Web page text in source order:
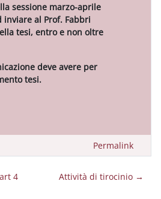
sessione marzo-aprile
inviare al Prof. Fabbri
tesi, entro e non oltre
deve avere per
tesi.
Permalink
4 Attività di tirocinio →